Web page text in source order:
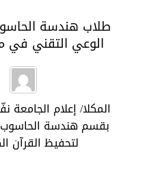
طلاب هندسة
الوعي التقني في
المكلا/ إعلام
بقسم هندسة الحاسوب
لتحفيظ القرآن